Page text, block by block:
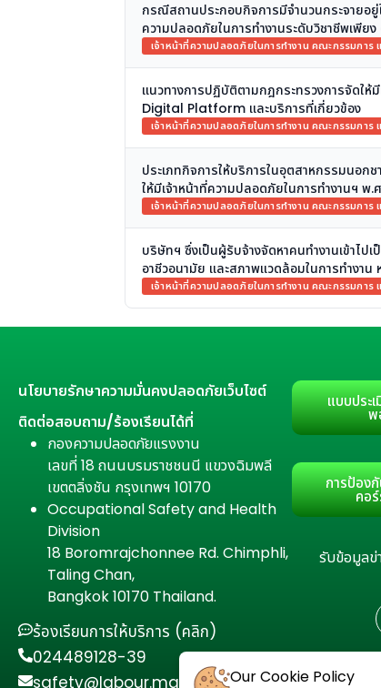
กรณีสถานประกอบกิจการมีจำนวนกระจายอ
ความปลอดภัยในการทำงานระดับวิชาชีพเพี
ไม่
เจ้าหน้าที่ความปลอดภัยในการทำงาน คณะกรรมการ
แนวทางการปฏิบัติตามกฎกระทรวงการจัดใ
Digital Platform และบริการที่เกี่ยวข้อง
เจ้าหน้าที่ความปลอดภัยในการทำงาน คณะกรรมการ
ประเภทกิจการให้บริการในอุตสาหกรรมนอก
ให้มีเจ้าหน้าที่ความปลอดภัยในการทำงานฯ พ
เจ้าหน้าที่ความปลอดภัยในการทำงาน คณะกรรมการ
บริษัทฯ ซึ่งเป็นผู้รับจ้างจัดหาคนทำงานเข้าไ
อาชีวอนามัย และสภาพแวดล้อมในการทำงาน
เจ้าหน้าที่ความปลอดภัยในการทำงาน คณะกรรมการ
นโยบายรักษาความมั่นคงปลอดภัยเว็บไซต์
ติดต่อสอบถาม/ร้องเรียนได้ที่
กองความปลอดภัยแรงงาน
เลขที่ 18 ถนนบรมราชชนนี แขวงฉิมพลี
เขตตลิ่งชัน กรุงเทพฯ 10170
Occupational Safety and Health
Division
18 Boromrajchonnee Rd. Chimphli,
Taling Chan,
Bangkok 10170 Thailand.
ร้องเรียนการให้บริการ (คลิก)
024489128-39
safety@labour.mail.go.th
แบบประ
พ
การป้อง
คอ
รับข้อมูลข่
Our Cookie Policy